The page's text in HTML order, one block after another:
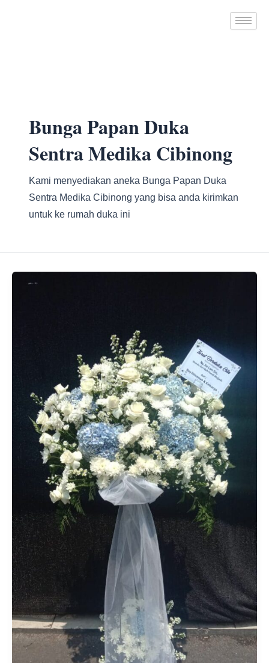
Bunga Papan Duka
Sentra Medika Cibinong
Kami menyediakan aneka Bunga Papan Duka
Sentra Medika Cibinong yang bisa anda kirimkan
untuk ke rumah duka ini